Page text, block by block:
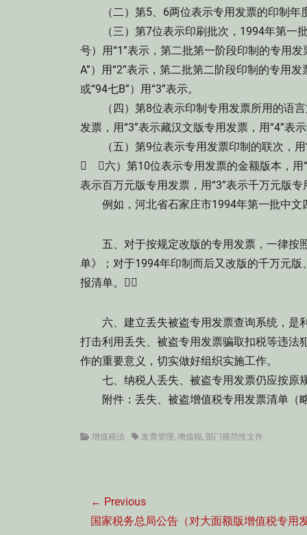
（二）第5、6两位表示专用发票的印制年度
（三）第7位表示印刷批次，1994年第一批
号）用“1”表示，第二批第一阶段印制的专用
A”）用“2”表示，第二批第二阶段印制的专用
或“94七B”）用“3”表示。
（四）第8位表示印制专用发票所用的语言
发票，用“3”表示藏汉文版专用发票，用“4”表
（五）第9位表示专用发票印制的联次，用
 （六）第10位表示专用发票的金额版本，用
表示百万元版专用发票，用“3”表示千万元版专
例如，河北省石家庄市1994年第一批中文
五、对于按规定改版的专用发票，一律按
单》；对于1994年印制而后又改版的千万元
报清单。
六、建立丢失被盗专用发票查询系统，是
打击利用丢失、被盗专用发票骗取扣税等违法
作的重要意义，切实做好组织实施工作。
七、纳税人丢失、被盗专用发票仍应按原规
附件：丢失、被盗增值税专用发票清单（略
Categories
增值税法 Tags发票管理, 增值税, 部门规范性文件
章
← Previous
Previous
国家税务总局公告（对大面额版增值税专用